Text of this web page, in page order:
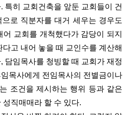
특히 교회건축을 앞둔 교회들이 건
로 직분자를 대거 세우는 경우도
교회를 개척했다가 감당이 되지
고 내어 놓을 때 교인수를 계산해
담임목사를 청빙할 때 교회가 재정
목사에게 전임목사의 전별금이나
조건을 제시하는 행위 등과 같은
성직매매라 할 수 있다.